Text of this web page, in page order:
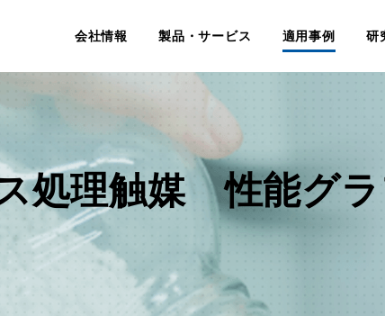
会社情報 製品・サービス 適用事例 研
処理触媒 性能グラ